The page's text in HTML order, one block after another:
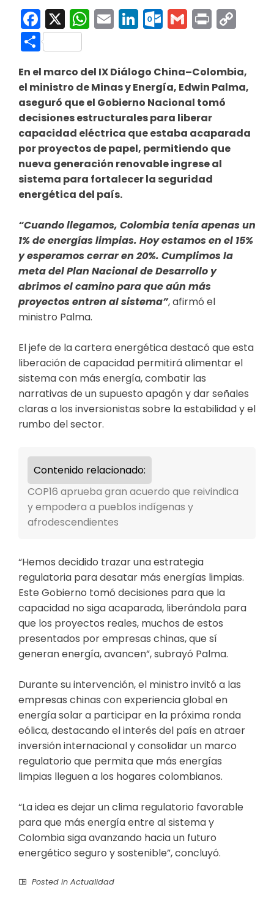
Facebook
X WhatsApp
EmailLinkedInGmail
Print
Compartir
En el marco del IX Diálogo China–Colombia,
el ministro de Minas y Energía, Edwin Palma,
aseguró que el Gobierno Nacional tomó
decisiones estructurales para liberar
capacidad eléctrica que estaba acaparada
por proyectos de papel, permitiendo que
nueva generación renovable ingrese al
sistema para fortalecer la seguridad
energética del país.
“Cuando llegamos, Colombia tenía apenas un
1% de energías limpias. Hoy estamos en el 15%
y esperamos cerrar en 20%. Cumplimos la
meta del Plan Nacional de Desarrollo y
abrimos el camino para que aún más
proyectos entren al sistema”, afirmó el
ministro Palma.
El jefe de la cartera energética destacó que esta
liberación de capacidad permitirá alimentar el
sistema con más energía, combatir las
narrativas de un supuesto apagón y dar señales
claras a los inversionistas sobre la estabilidad y el
rumbo del sector.
Contenido relacionado:
COP16 aprueba gran acuerdo que reivindica
y empodera a pueblos indígenas y
afrodescendientes
“Hemos decidido trazar una estrategia
regulatoria para desatar más energías limpias.
Este Gobierno tomó decisiones para que la
capacidad no siga acaparada, liberándola para
que los proyectos reales, muchos de estos
presentados por empresas chinas, que sí
generan energía, avancen”, subrayó Palma.
Durante su intervención, el ministro invitó a las
empresas chinas con experiencia global en
energía solar a participar en la próxima ronda
eólica, destacando el interés del país en atraer
inversión internacional y consolidar un marco
regulatorio que permita que más energías
limpias lleguen a los hogares colombianos.
“La idea es dejar un clima regulatorio favorable
para que más energía entre al sistema y
Colombia siga avanzando hacia un futuro
energético seguro y sostenible”, concluyó.
Posted in Actualidad